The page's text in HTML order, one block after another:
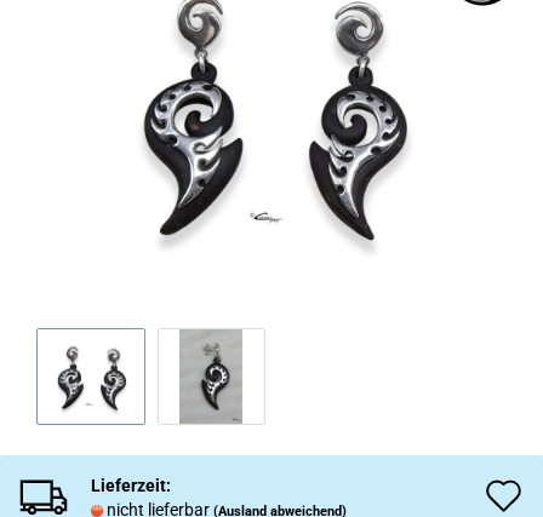
Lieferzeit:
nicht lieferbar (Ausland abweichend)